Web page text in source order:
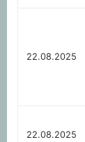
22.08.2025
22.08.2025